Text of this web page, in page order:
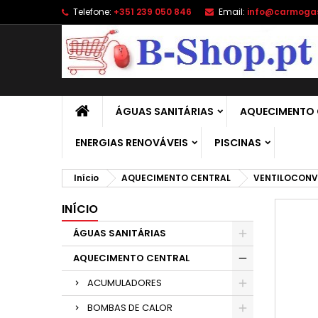
Telefone: +351 239 050 846 Email:
ÁGUAS SANITÁRIAS AQUECIMENTO
ENERGIAS RENOVÁVEIS PISCINAS
Início AQUECIMENTO CENTRAL
INÍCIO
ÁGUAS SANITÁRIAS
AQUECIMENTO CENTRAL
ACUMULADORES
BOMBAS DE CALOR
add_circle_outline
É